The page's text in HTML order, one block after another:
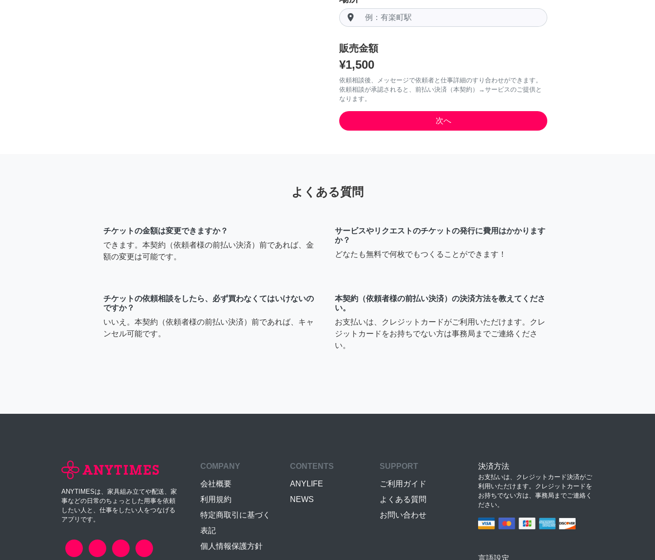
room
販売金額
¥1,500
依頼相談後、メッセージで依頼者と仕事詳細のすり合わせができます。
依頼相談が承認されると、前払い決済（本契約）→サービスのご提供と
なります。
よくある質問
チケットの金額は変更できますか？
できます。本契約（依頼者様の前払い決済）前であれば、金
額の変更は可能です。
サービスやリクエストのチケットの発行に費用はかかります
か？
どなたも無料で何枚でもつくることができます！
チケットの依頼相談をしたら、必ず買わなくてはいけないの
ですか？
いいえ。本契約（依頼者様の前払い決済）前であれば、キャ
ンセル可能です。
本契約（依頼者様の前払い決済）の決済方法を教えてくださ
い。
お支払いは、クレジットカードがご利用いただけます。クレ
ジットカードをお持ちでない方は事務局までご連絡くださ
い。
ANYTIMESは、家具組み立てや配送、家
事などの日常のちょっとした用事を依頼
したい人と、仕事をしたい人をつなげる
アプリです。
COMPANY
会社概要
利用規約
特定商取引に基づく
表記
個人情報保護方針
CONTENTS
ANYLIFE
NEWS
SUPPORT
ご利用ガイド
よくある質問
お問い合わせ
決済方法
お支払いは、クレジットカード決済がご
利用いただけます。クレジットカードを
お持ちでない方は、事務局までご連絡く
ださい。
言語設定